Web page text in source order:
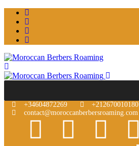
+34604872269
+212670010180
contact@moroccanberbersroaming.com